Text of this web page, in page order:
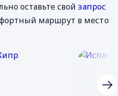
оставьте свойзапрос
маршрут в место